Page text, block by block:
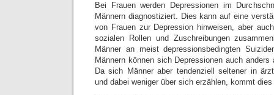
Bei Frauen werden Depressionen im
Männern diagnostiziert. Dies kann auf eine
von Frauen zur Depression hinweisen, aber
sozialen Rollen und Zuschreibungen
Männer an meist depressionsbedingten
Männern können sich Depressionen auch
Da sich Männer aber tendenziell seltener in
und dabei weniger über sich erzählen, kommt